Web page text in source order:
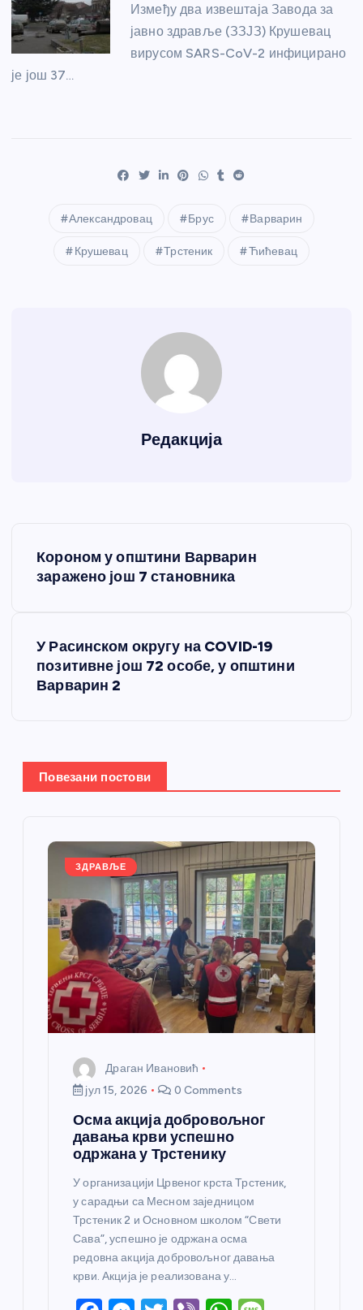
Између два извештаја Завода за
јавно здравље (ЗЗЈЗ) Крушевац
вирусом SARS-CoV-2 инфицирано
је још 37…
Александровац Брус Варварин
Крушевац Трстеник Ћићевац
Редакција
Короном у општини Варварин
заражено још 7 становника
У Расинском округу на COVID-19
позитивне још 72 особе, у општини
Варварин 2
Повезани постови
ЗДРАВЉЕ
Драган Ивановић
јул 15, 2026
0 Comments
Осма акција добровољног
давања крви успешно
одржана у Трстенику
У организацији Црвеног крста Трстеник,
у сарадњи са Месном заједницом
Трстеник 2 и Основном школом “Свети
Сава”, успешно је одржана осма
редовна акција добровољног давања
крви. Акција је реализована у…